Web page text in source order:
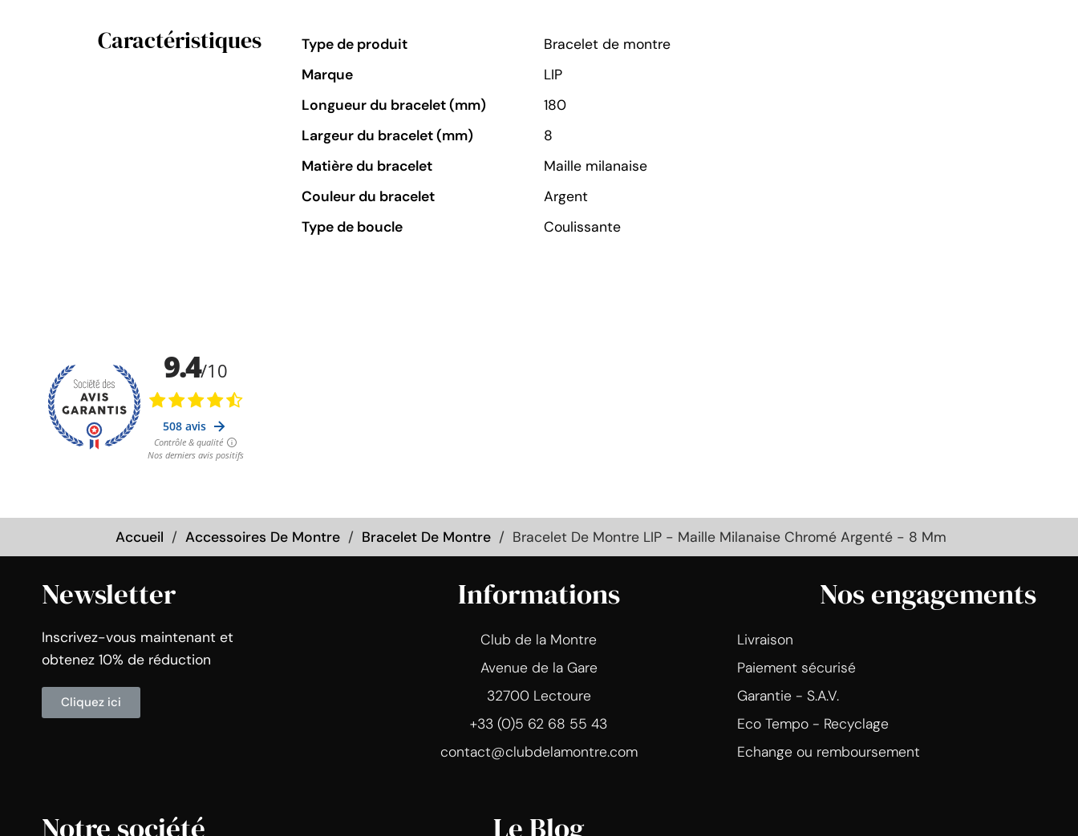
Caractéristiques Type de produit
Bracelet de montre
Marque
LIP
Longueur du bracelet (mm)
180
Largeur du bracelet (mm)
8
Matière du bracelet
Maille milanaise
Couleur du bracelet
Argent
Type de boucle
Coulissante
Accueil Accessoires De Montre Bracelet De Montre Bracelet De Montre LIP - Maille Milanaise Chromé Argenté - 8 Mm
Newsletter
Inscrivez-vous maintenant et
obtenez 10% de réduction
Cliquez ici
Informations
Club de la Montre
Avenue de la Gare
32700 Lectoure
+33 (0)5 62 68 55 43
contact@clubdelamontre.com
Nos engagements
Livraison
Paiement sécurisé
Garantie - S.A.V.
Eco Tempo - Recyclage
Echange ou remboursement
Notre société Le Blog